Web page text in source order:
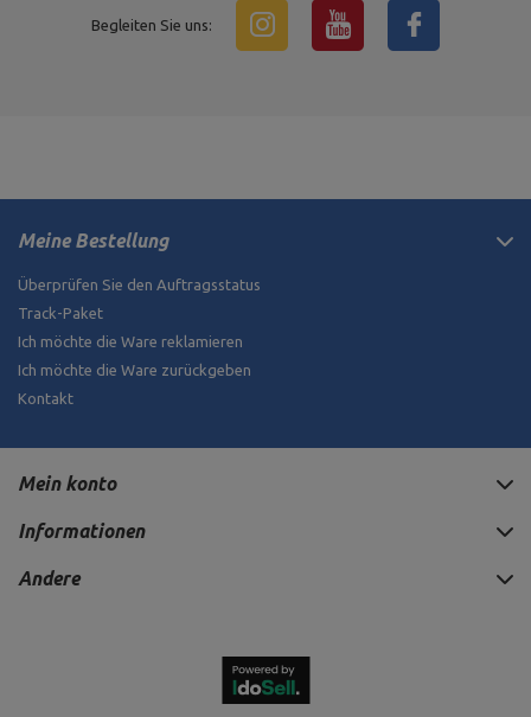
Begleiten Sie uns:
Meine Bestellung
Überprüfen Sie den Auftragsstatus
Track-Paket
Ich möchte die Ware reklamieren
Ich möchte die Ware zurückgeben
Kontakt
Mein konto
Informationen
Andere